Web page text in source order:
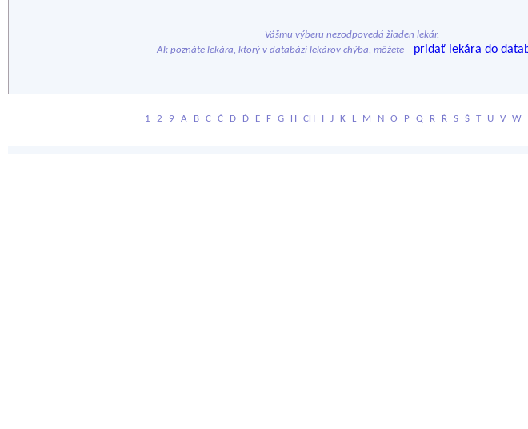
Vášmu výberu nezodpovedá žiaden lekár.
Ak poznáte lekára, ktorý v databázi lekárov chýba, môžete
pridať lekára do
1 2 9 A B C Č D Ď E F G H CH I J K L M N O P Q R Ř S Š T U V W